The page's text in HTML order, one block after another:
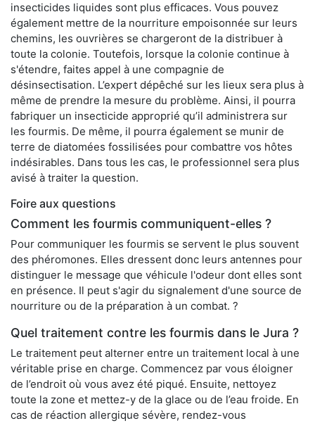
insecticides liquides sont plus efficaces. Vous pouvez
également mettre de la nourriture empoisonnée sur leurs
chemins, les ouvrières se chargeront de la distribuer à
toute la colonie. Toutefois, lorsque la colonie continue à
s'étendre, faites appel à une compagnie de
désinsectisation. L’expert dépêché sur les lieux sera plus à
même de prendre la mesure du problème. Ainsi, il pourra
fabriquer un insecticide approprié qu’il administrera sur
les fourmis. De même, il pourra également se munir de
terre de diatomées fossilisées pour combattre vos hôtes
indésirables. Dans tous les cas, le professionnel sera plus
avisé à traiter la question.
Foire aux questions
Comment les fourmis communiquent-elles ?
Pour communiquer les fourmis se servent le plus souvent
des phéromones. Elles dressent donc leurs antennes pour
distinguer le message que véhicule l'odeur dont elles sont
en présence. Il peut s'agir du signalement d'une source de
nourriture ou de la préparation à un combat. ?
Quel traitement contre les fourmis dans le Jura ?
Le traitement peut alterner entre un traitement local à une
véritable prise en charge. Commencez par vous éloigner
de l’endroit où vous avez été piqué. Ensuite, nettoyez
toute la zone et mettez-y de la glace ou de l’eau froide. En
cas de réaction allergique sévère, rendez-vous